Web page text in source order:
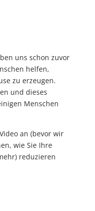
uns schon zuvor
helfen,
zu erzeugen.
und dieses
Menschen
an (bevor wir
wie Sie Ihre
reduzieren